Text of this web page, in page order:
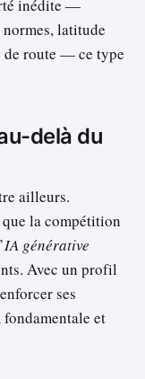
inédite —
latitude
de route — ce type
delà du
ailleurs.
la compétition
IA générative
Avec un profil
ses
et